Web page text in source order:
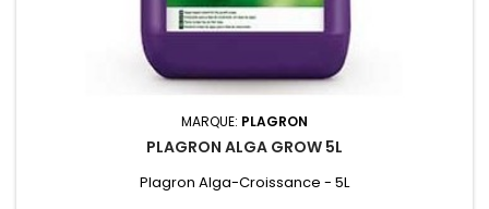
MARQUE: PLAGRON
PLAGRON ALGA GROW 5L
Plagron Alga-Croissance - 5L